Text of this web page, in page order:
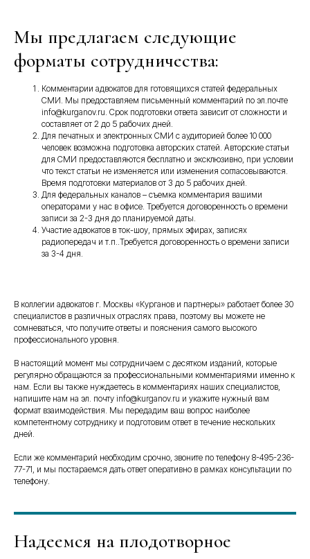
Мы предлагаем следующие
форматы сотрудничества:
Комментарии адвокатов для готовящихся статей федеральных
СМИ. Мы предоставляем письменный комментарий по эл.почте
info@kurganov.ru. Срок подготовки ответа зависит от сложности и
составляет от 2 до 5 рабочих дней.
Для печатных и электронных СМИ с аудиторией более 10 000
человек возможна подготовка авторских статей. Авторские статьи
для СМИ предоставляются бесплатно и эксклюзивно, при условии
что текст статьи не изменяется или изменения согласовываются.
Время подготовки материалов от 3 до 5 рабочих дней.
Для федеральных каналов – съемка комментария вашими
операторами у нас в офисе. Требуется договоренность о времени
записи за 2-3 дня до планируемой даты.
Участие адвокатов в ток-шоу, прямых эфирах, записях
радиопередач и т.п..Требуется договоренность о времени записи
за 3-4 дня.
В коллегии адвокатов г. Москвы «Курганов и партнеры» работает более 30
специалистов в различных отраслях права, поэтому вы можете не
сомневаться, что получите ответы и пояснения самого высокого
профессионального уровня.
В настоящий момент мы сотрудничаем с десятком изданий, которые
регулярно обращаются за профессиональными комментариями именно к
нам. Если вы также нуждаетесь в комментариях наших специалистов,
напишите нам на эл. почту info@kurganov.ru и укажите нужный вам
формат взаимодействия. Мы передадим ваш вопрос наиболее
компетентному сотруднику и подготовим ответ в течение нескольких
дней.
Если же комментарий необходим срочно, звоните по телефону 8-495-236-
77-71, и мы постараемся дать ответ оперативно в рамках консультации по
телефону.
Надеемся на плодотворное